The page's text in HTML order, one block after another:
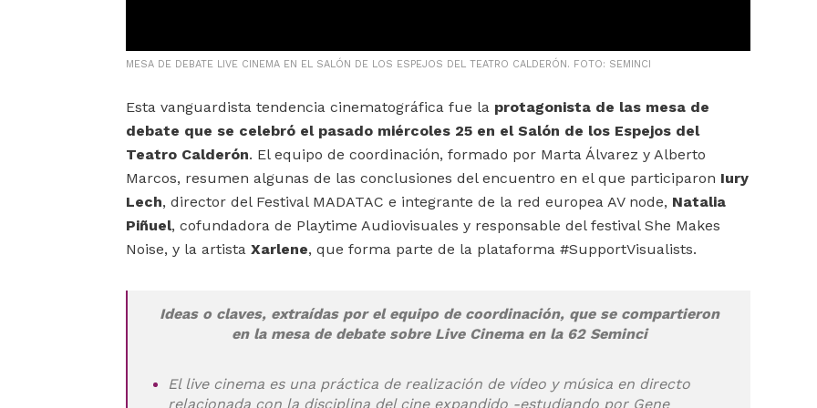
MESA DE DEBATE LIVE CINEMA EN EL SALÓN DE LOS ESPEJOS DEL TEATRO CALDERÓN. FOTO: SEMINCI
Esta vanguardista tendencia cinematográfica fue la protagonista de las mesa de
debate que se celebró el pasado miércoles 25 en el Salón de los Espejos del
Teatro Calderón. El equipo de coordinación, formado por Marta Álvarez y Alberto
Marcos, resumen algunas de las conclusiones del encuentro en el que participaron Iury
Lech, director del Festival MADATAC e integrante de la red europea AV node, Natalia
Piñuel, cofundadora de Playtime Audiovisuales y responsable del festival She Makes
Noise, y la artista Xarlene, que forma parte de la plataforma #SupportVisualists.
Ideas o claves, extraídas por el equipo de coordinación, que se compartieron
en la mesa de debate sobre Live Cinema en la 62 Seminci
El live cinema es una práctica de realización de vídeo y música en directo
relacionada con la disciplina del cine expandido -estudiando por Gene